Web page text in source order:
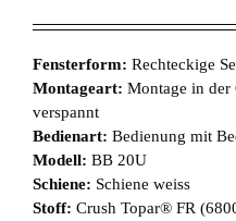
Fensterform: Rechteckige
Montageart: Montage in der
verspannt
Bedienart: Bedienung mit
Modell: BB 20U
Schiene: Schiene weiss
Stoff: Crush Topar® FR